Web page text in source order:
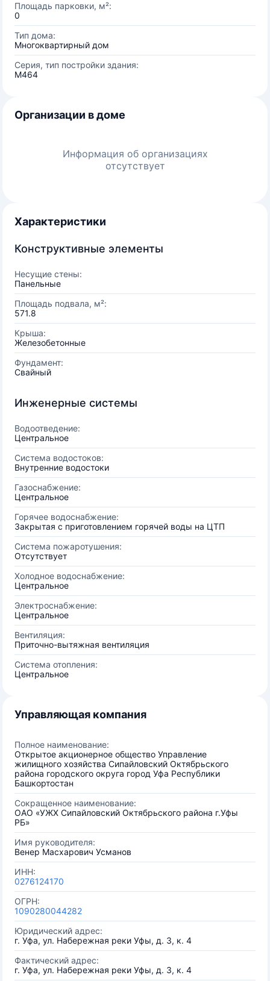
Площадь парковки, м²:
0
Тип дома:
Многоквартирный дом
Серия, тип постройки здания:
М464
Организации в доме
Информация об организациях
отсутствует
Характеристики
Конструктивные элементы
Несущие стены:
Панельные
Площадь подвала, м²:
571.8
Крыша:
Железобетонные
Фундамент:
Свайный
Инженерные системы
Водоотведение:
Центральное
Система водостоков:
Внутренние водостоки
Газоснабжение:
Центральное
Горячее водоснабжение:
Закрытая с приготовлением горячей воды на ЦТП
Система пожаротушения:
Отсутствует
Холодное водоснабжение:
Центральное
Электроснабжение:
Центральное
Вентиляция:
Приточно-вытяжная вентиляция
Система отопления:
Центральное
Управляющая компания
Полное наименование:
Открытое акционерное общество Управление
жилищного хозяйства Сипайловский Октябрьского
района городского округа город Уфа Республики
Башкортостан
Сокращенное наименование:
ОАО «УЖХ Сипайловский Октябрьского района г.Уфы
РБ»
Имя руководителя:
Венер Масхарович Усманов
ИНН:
0276124170
ОГРН:
1090280044282
Юридический адрес:
г. Уфа, ул. Набережная реки Уфы, д. 3, к. 4
Фактический адрес:
г. Уфа, ул. Набережная реки Уфы, д. 3, к. 4